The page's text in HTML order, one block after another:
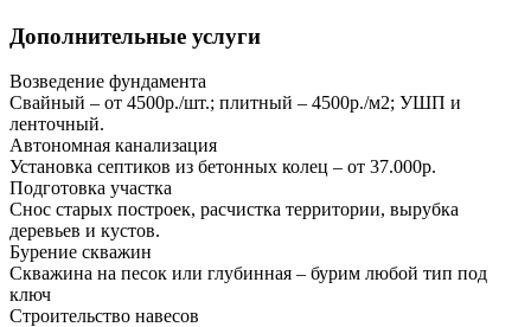
Дополнительные услуги
Возведение фундамента
Свайный – от 4500р./шт.; плитный – 4500р./м2; УШП и
ленточный.
Автономная канализация
Установка септиков из бетонных колец – от 37.000р.
Подготовка участка
Снос старых построек, расчистка территории, вырубка
деревьев и кустов.
Бурение скважин
Скважина на песок или глубинная – бурим любой тип под
ключ
Строительство навесов